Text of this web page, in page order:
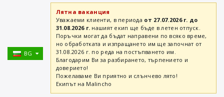
BG
Лятна ваканция
Уважаеми клиенти, в периода от 27.07.2026 г. до
31.08.2026 г. нашият екип ще бъде в летен отпуск.
Поръчки могат да бъдат направени по всяко време,
но обработката и изпращането им ще започнат от
31.08.2026 г. по реда на постъпването им.
Благодарим Ви за разбирането, търпението и
доверието!
Пожелаваме Ви приятно и слънчево лято!
Екипът на Malincho